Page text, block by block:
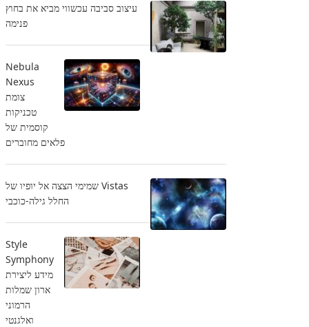
עיצוב סביבה עכשווי מביא את בחוץ
פנימה
Nebula
Nexus
צומת
טכניקות
קוסמית של
פלאים מחוברים
Vistas שמימי הצצה אל יופיו של
החלל גילה-כוכבי
Style
Symphony
מידע ליצירת
ארון שמלות
הרמוני
ואלגנטי